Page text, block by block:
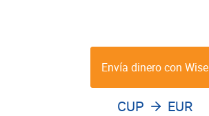
Envía dinero con Wise
CUP EUR